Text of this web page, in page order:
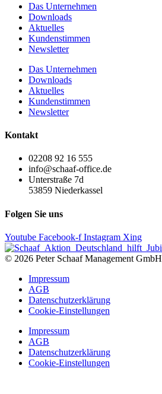
Das Unternehmen
Downloads
Aktuelles
Kundenstimmen
Newsletter
Das Unternehmen
Downloads
Aktuelles
Kundenstimmen
Newsletter
Kontakt
02208 92 16 555
info@schaaf-office.de
Unterstraße 7d
53859 Niederkassel
Folgen Sie uns
Youtube Facebook-f Instagram Xing
© 2026 Peter Schaaf Management GmbH
Impressum
AGB
Datenschutzerklärung
Cookie-Einstellungen
Impressum
AGB
Datenschutzerklärung
Cookie-Einstellungen